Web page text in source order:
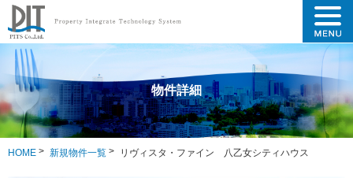
物件詳細
HOME 新規物件一覧 リヴィスタ・ファイン 八乙女シティハウス